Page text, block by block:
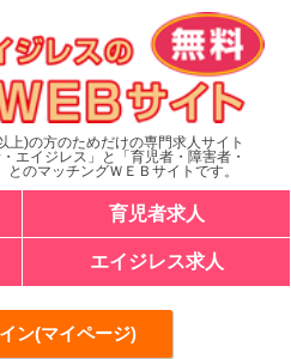
上)の方のためだけの専門求人サイト
エイジレス」と「育児者・障害者・
のマッチングＷＥＢサイトです。
育児者求人
エイジレス求人
ン(マイページ)